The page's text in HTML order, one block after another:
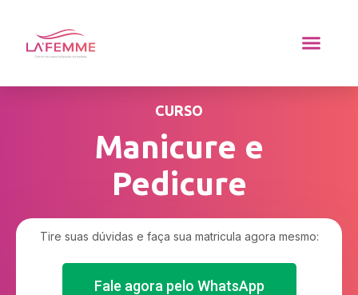
CURSO
Manicure e
Pedicure
Tire suas dúvidas e faça sua matricula agora mesmo:
Fale agora pelo WhatsApp